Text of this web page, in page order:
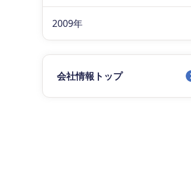
2009年
会社情報トップ